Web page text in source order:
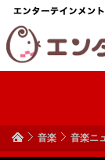
音楽 音楽ニ